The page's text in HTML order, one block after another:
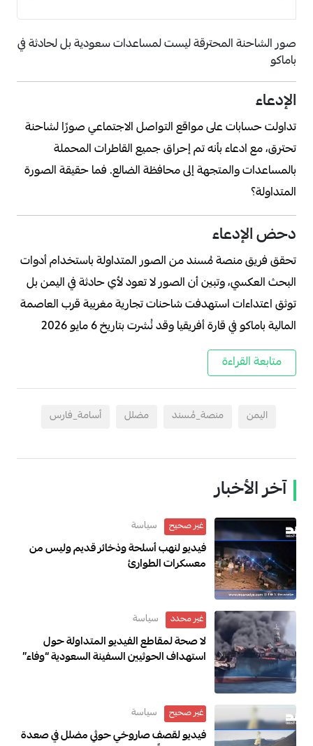
صور الشاحنة المحترقة ليست لمساعدات سعودية بل لحادثة في
باماكو
الإدعاء
تداولت حسابات على مواقع التواصل الاجتماعي صورًا لشاحنة
تحترق، مع ادعاء بأنه تم إحراق جميع القاطرات المحملة
بالمساعدات والمتجهة إلى محافظة الضالع. فما حقيقة الصورة
المتداولة؟
دحض الإدعاء
تحقق فريق منصة مُسند من الصور المتداولة باستخدام أدوات
البحث العكسي، وتبين أن الصور لا تعود لأي حادثة في اليمن بل
توثق اعتداءات استهدفت شاحنات تجارية مغربية قرب العاصمة
المالية باماكو في قارة أفريقيا وقد نُشرت بتاريخ 6 مايو 2026
متابعة القراءة
اليمن منصة_مُسند مضلل أسامة_فارس
آخر الأخبار
غير صحيح سياسة
فيديو لنهب أسلحة وذخائر قديم وليس من
معسكرات الطوارئ
غير محدد سياسة
لا صحة لمقاطع الفيديو المتداولة حول
استهداف الحوثيين السفينة السعودية “وفاء”
غير صحيح سياسة
فيديو لقصف صاروخي حوثي مضلل في صعدة